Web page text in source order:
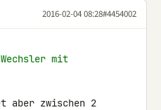
2016-02-04 08:28#4454002
mit
aber zwischen 2